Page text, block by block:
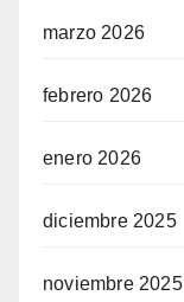
marzo 2026
febrero 2026
enero 2026
diciembre 2025
noviembre 2025